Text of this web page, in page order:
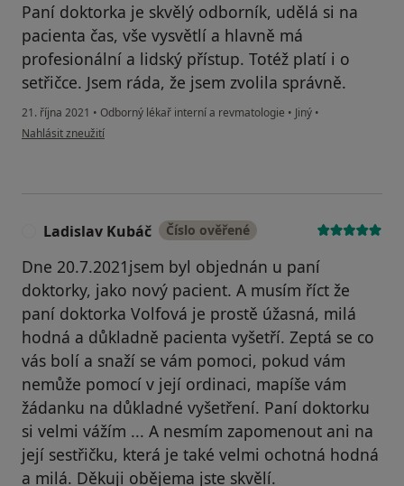
Paní doktorka je skvělý odborník, udělá si na
pacienta čas, vše vysvětlí a hlavně má
profesionální a lidský přístup. Totéž platí i o
setřičce. Jsem ráda, že jsem zvolila správně.
21. října 2021 • Odborný lékař interní a revmatologie • Jiný •
podle názoru uživatele ss
Nahlásit zneužití
Ladislav Kubáč Číslo ověřené
Dne 20.7.2021jsem byl objednán u paní
doktorky, jako nový pacient. A musím říct že
paní doktorka Volfová je prostě úžasná, milá
hodná a důkladně pacienta vyšetří. Zeptá se co
vás bolí a snaží se vám pomoci, pokud vám
nemůže pomocí v její ordinaci, mapíše vám
žádanku na důkladné vyšetření. Paní doktorku
si velmi vážím ... A nesmím zapomenout ani na
její sestřičku, která je také velmi ochotná hodná
a milá. Děkuji obějema jste skvělí.